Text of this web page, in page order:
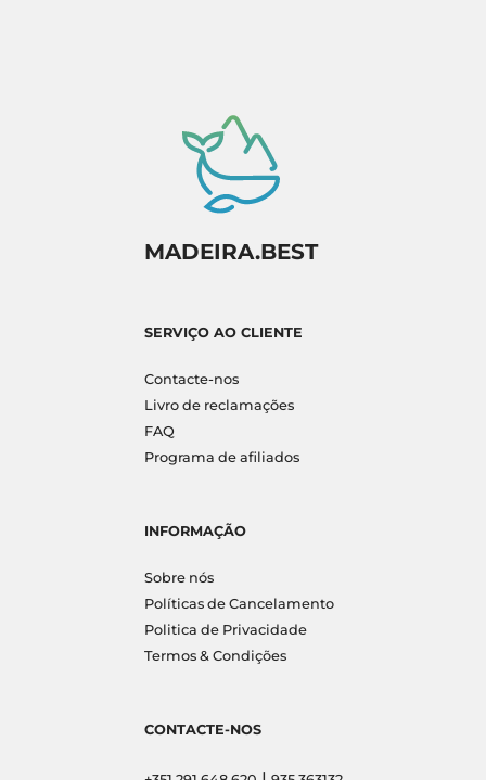
MADEIRA.BEST
SERVIÇO AO CLIENTE
Contacte-nos
Livro de reclamações
FAQ
Programa de afiliados
INFORMAÇÃO
Sobre nós
Políticas de Cancelamento
Politica de Privacidade
Termos & Condições
CONTACTE-NOS